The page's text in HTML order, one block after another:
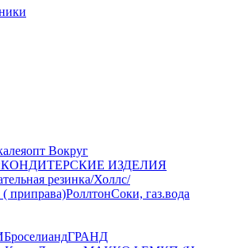
Вокруг
КОНДИТЕРСКИЕ ИЗДЕЛИЯ
резинка/Холлс/
приправа)РоллтонСоки, газ.вода
БроселиандГРАНД